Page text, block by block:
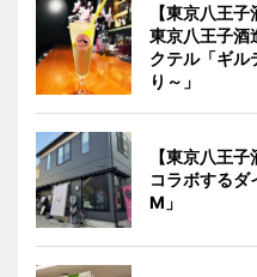
【東京八王
東京八王子酒
クテル「ギ
り～」
【東京八王
コラボするダ
M」